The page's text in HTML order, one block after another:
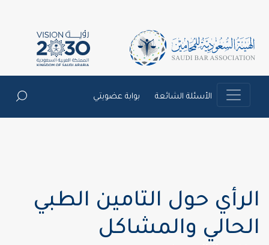
الأسئلة الشائعة بوابة عضويتي
الرأي حول التامين الطبي
الحالي والمشاكل